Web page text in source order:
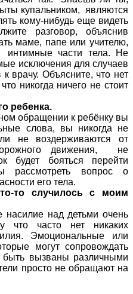
купальником, являются
кому-нибудь еще видеть
разговор, объяснив
маме, папе или учителю,
интимные части тела. Не
исключения для случаев
врачу. Объясните, что нет
никогда ничего не стоит
ребенка.
обращении к ребёнку вы
слова, вы никогда не
не воздерживаются от
движения, не
будет бояться перейти
вопрос о
его тела.
то случилось с моим
насилие над детьми очень
что часто нет никаких
Эмоциональные или
могут сопровождать
быть вызваны различными
просто не обращают на